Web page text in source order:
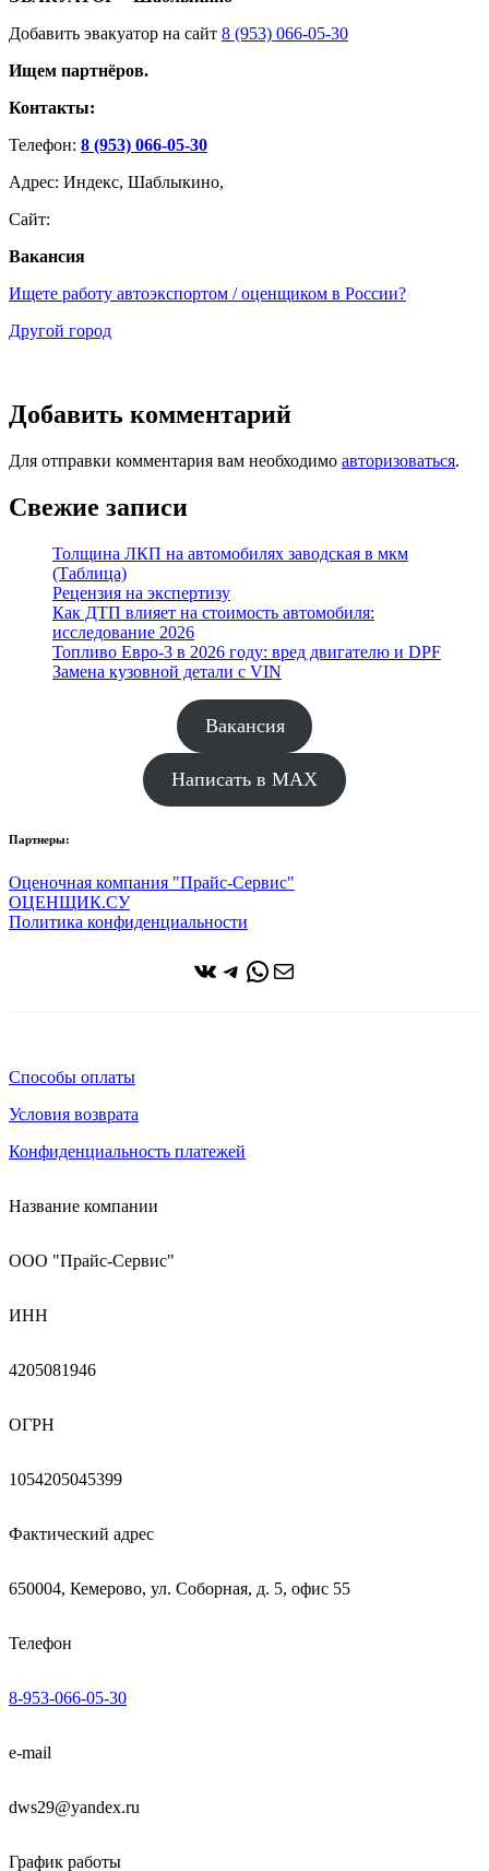
Добавить эвакуатор на сайт 8 (953) 066-05-30
Ищем партнёров.
Контакты:
Телефон: 8 (953) 066-05-30
Адрес: Индекс, Шаблыкино,
Сайт:
Вакансия
Ищете работу автоэкспортом / оценщиком в России?
Другой город
Добавить комментарий
Для отправки комментария вам необходимо авторизоваться.
Свежие записи
Толщина ЛКП на автомобилях заводская в мкм
(Таблица)
Рецензия на экспертизу
Как ДТП влияет на стоимость автомобиля:
исследование 2026
Топливо Евро-3 в 2026 году: вред двигателю и DPF
Замена кузовной детали с VIN
Вакансия
Написать в MAX
Партнеры:
Оценочная компания "Прайс-Сервис"
ОЦЕНЩИК.СУ
Политика конфиденциальности
ВКонтакте
Telegram
WhatsApp
Почта
Способы оплаты
Условия возврата
Конфиденциальность платежей
Название компании
ООО "Прайс-Сервис"
ИНН
4205081946
ОГРН
1054205045399
Фактический адрес
650004, Кемерово, ул. Соборная, д. 5, офис 55
Телефон
8-953-066-05-30
e-mail
dws29@yandex.ru
График работы